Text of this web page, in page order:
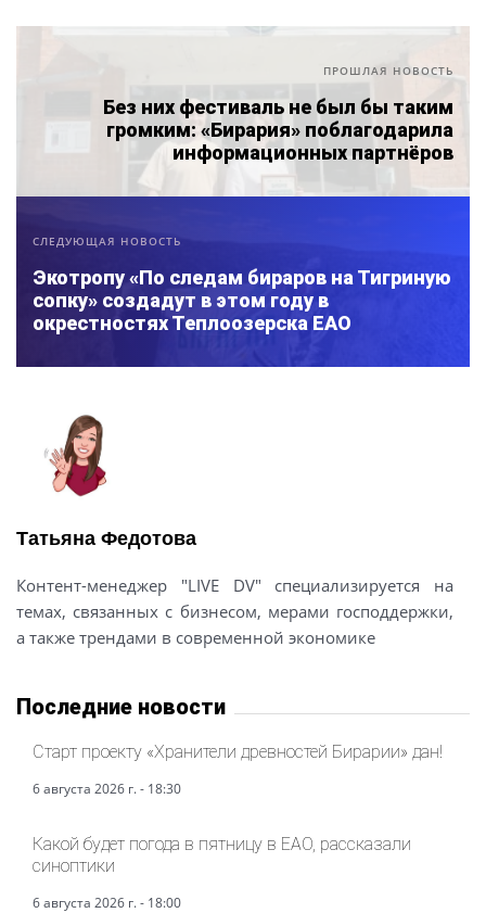
ПРОШЛАЯ НОВОСТЬ
Без них фестиваль не был бы таким
громким: «Бирария» поблагодарила
информационных партнёров
СЛЕДУЮЩАЯ НОВОСТЬ
Экотропу «По следам бираров на Тигриную
сопку» создадут в этом году в
окрестностях Теплоозерска ЕАО
Татьяна Федотова
Контент-менеджер "LIVE DV" специализируется на
темах, связанных с бизнесом, мерами господдержки,
а также трендами в современной экономике
Последние новости
Старт проекту «Хранители древностей Бирарии» дан!
6 августа 2026 г. - 18:30
Какой будет погода в пятницу в ЕАО, рассказали
синоптики
6 августа 2026 г. - 18:00